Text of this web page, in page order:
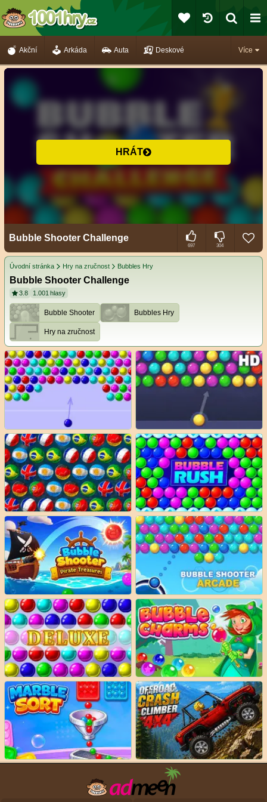
Více
Akční Arkáda Auta Deskové
HRÁT
Bubble Shooter Challenge
697 304
Úvodní stránka Hry na zručnost Bubbles Hry
Bubble Shooter Challenge
3.8 1.001 hlasy
Bubble Shooter Bubbles Hry
Hry na zručnost